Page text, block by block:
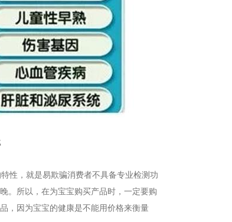
性，就是易欺骗消费者不具备专业检测功
。所以，在为宝宝购买产品时，一定要购
，因为宝宝的健康是不能用价格来衡量